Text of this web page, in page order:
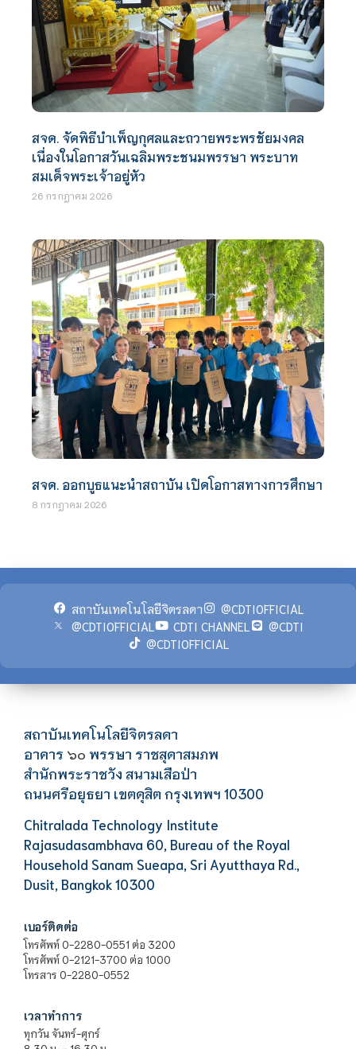
สจด. จัดพิธีบำเพ็ญกุศลและถวายพระพรชัยมงคล
เนื่องในโอกาสวันเฉลิมพระชนมพรรษา พระบาท
สมเด็จพระเจ้าอยู่หัว
26 กรกฎาคม 2026
สจด. ออกบูธแนะนำสถาบัน เปิดโอกาสทางการศึกษา
8 กรกฎาคม 2026
สถาบันเทคโนโลยีจิตรลดา
@CDTIOFFICIAL
@CDTIOFFICIAL
CDTI CHANNEL
@CDTI
@CDTIOFFICIAL
สถาบันเทคโนโลยีจิตรลดา
อาคาร ๖๐ พรรษา ราชสุดาสมภพ
สำนักพระราชวัง สนามเสือป่า
ถนนศรีอยุธยา เขตดุสิต กรุงเทพฯ 10300
Chitralada Technology Institute
Rajasudasambhava 60, Bureau of the Royal
Household Sanam Sueapa, Sri Ayutthaya Rd.,
Dusit, Bangkok 10300
เบอร์ติดต่อ
โทรศัพท์ 0-2280-0551 ต่อ 3200
โทรศัพท์ 0-2121-3700 ต่อ 1000
โทรสาร 0-2280-0552
เวลาทำการ
ทุกวัน จันทร์-ศุกร์